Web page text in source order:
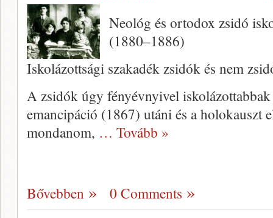
Neológ és ortodox zsidó
(1880–1886)
Iskolázottsági szakadék zsidók és nem
A zsidók úgy fényévnyivel
emancipáció (1867) utáni és a holokauszt
mondanom, … Tovább »
Bővebben 0 Comments